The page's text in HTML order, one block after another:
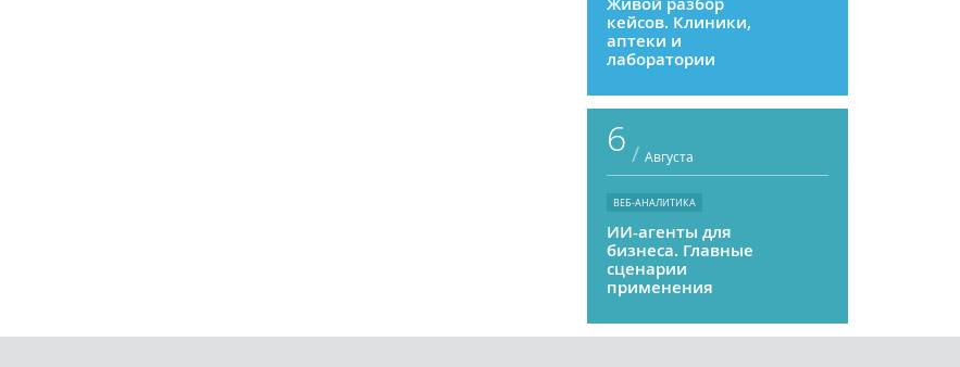
кейсов. Клиники,
аптеки и
лаборатории
6 / Августа
ВЕБ-АНАЛИТИКА
ИИ-агенты для
бизнеса. Главные
сценарии
применения